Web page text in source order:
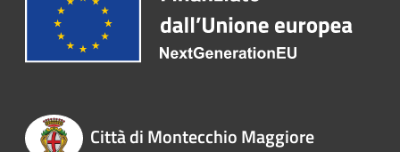
Città di Montecchio Maggiore